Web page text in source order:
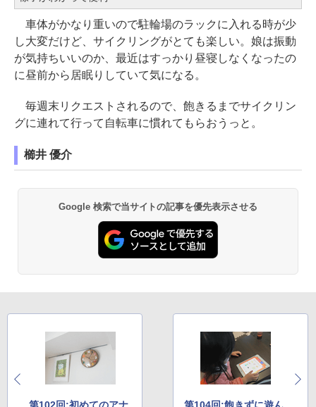
車体がかなり重いので駐輪場のラックに入れる時が少
し大変だけど、サイクリングがとても楽しい。娘は振動
が気持ちいいのか、最近はすっかり昼寝しなくなったの
に昼前から居眠りしていて気になる。
毎週末リクエストされるので、飽きるまでサイクリン
グに連れて行って自転車に慣れてもらおうっと。
櫛井 優介
Google 検索で当サイトの記事を優先表示させる